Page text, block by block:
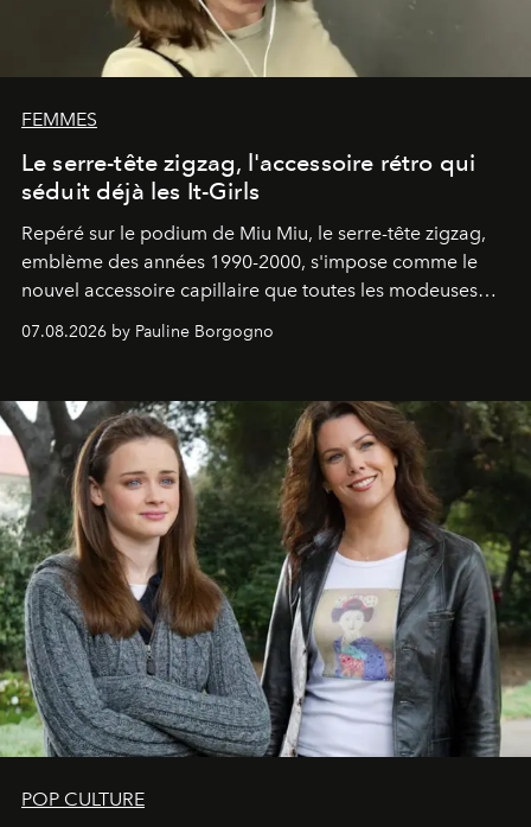
FEMMES
Le serre-tête zigzag, l'accessoire rétro qui
séduit déjà les It-Girls
Repéré sur le podium de Miu Miu, le serre-tête zigzag,
emblème des années 1990-2000, s'impose comme le
nouvel accessoire capillaire que toutes les modeuses
s'arrachent déjà.
07.08.2026 by Pauline Borgogno
POP CULTURE